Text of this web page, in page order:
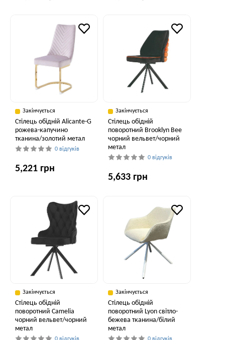
Закінчується
Стілець обідній Alicante-G
рожева-капучино
тканина/золотий метал
0 відгуків
5,221 грн
Закінчується
Стілець обідній
поворотний Brooklyn Bee
чорний вельвет/чорний
метал
0 відгуків
5,633 грн
Закінчується
Стілець обідній
поворотний Camelia
чорний вельвет/чорний
метал
Закінчується
Стілець обідній
поворотний Lyon світло-
бежева тканина/білий
метал